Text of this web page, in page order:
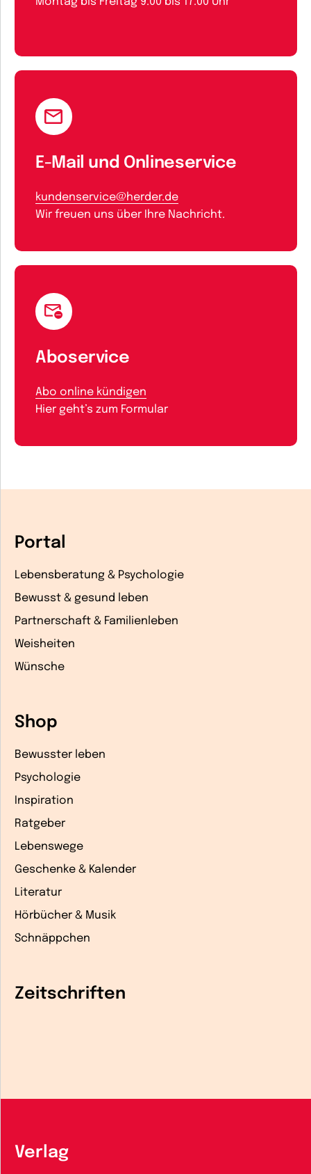
E-Mail und Onlineservice
kundenservice@herder.de
Wir freuen uns über Ihre Nachricht.
Aboservice
Abo online kündigen
Hier geht’s zum Formular
Portal
Lebensberatung & Psychologie
Bewusst & gesund leben
Partnerschaft & Familienleben
Weisheiten
Wünsche
Shop
Bewusster leben
Psychologie
Inspiration
Ratgeber
Lebenswege
Geschenke & Kalender
Literatur
Hörbücher & Musik
Schnäppchen
Zeitschriften
Verlag